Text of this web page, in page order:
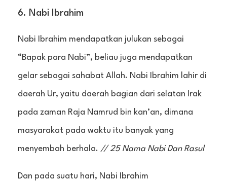
6. Nabi Ibrahim
Nabi Ibrahim mendapatkan julukan sebagai
“Bapak para Nabi”, beliau juga mendapatkan
gelar sebagai sahabat Allah. Nabi Ibrahim lahir di
daerah Ur, yaitu daerah bagian dari selatan Irak
pada zaman Raja Namrud bin kan’an, dimana
masyarakat pada waktu itu banyak yang
menyembah berhala. // 25 Nama Nabi Dan Rasul
Dan pada suatu hari, Nabi Ibrahim